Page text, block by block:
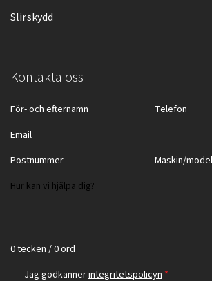
Slirskydd
Kontakta oss
0 tecken / 0 ord
Jag godkännerintegritetspolicyn *